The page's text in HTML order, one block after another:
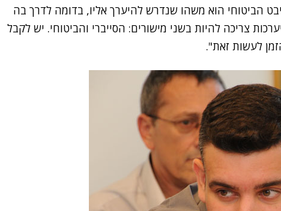
הביטוחי הוא משהו שנדרש להיערך אליו, בדומה לדרך בה
לקראת באג-2000, וההיערכות צריכה להיות בשני מישורים: הסייברי והביטוחי. יש לקבל
לעשות זאת".